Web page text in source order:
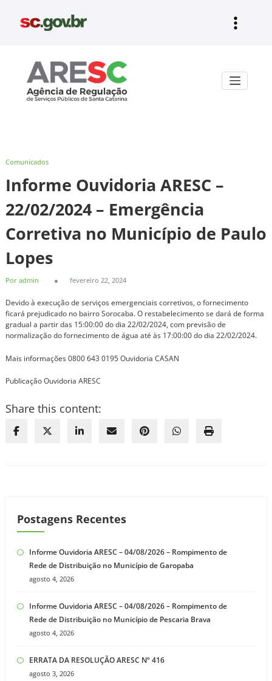
Comunicados
Informe Ouvidoria ARESC –
22/02/2024 – Emergência
Corretiva no Município de Paulo
Lopes
Por admin fevereiro 22, 2024
Devido à execução de serviços emergenciais corretivos, o fornecimento
ficará prejudicado no bairro Sorocaba. O restabelecimento se dará de forma
gradual a partir das 15:00:00 do dia 22/02/2024, com previsão de
normalização do fornecimento de água até às 17:00:00 do dia 22/02/2024.
Mais informações 0800 643 0195 Ouvidoria CASAN
Publicação Ouvidoria ARESC
Share this content:
Postagens Recentes
Informe Ouvidoria ARESC – 04/08/2026 – Rompimento de
Rede de Distribuição no Município de Garopaba
agosto 4, 2026
Informe Ouvidoria ARESC – 04/08/2026 – Rompimento de
Rede de Distribuição no Município de Pescaria Brava
agosto 4, 2026
ERRATA DA RESOLUÇÃO ARESC Nº 416
agosto 3, 2026